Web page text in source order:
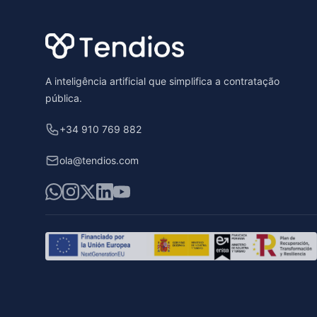
A inteligência artificial que simplifica a contratação
pública.
+34 910 769 882
ola@tendios.com
WhatsApp
Instagram
X LinkedIn
YouTube